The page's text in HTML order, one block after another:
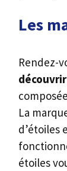
Les
Rendez-
La
d’étoiles
étoiles